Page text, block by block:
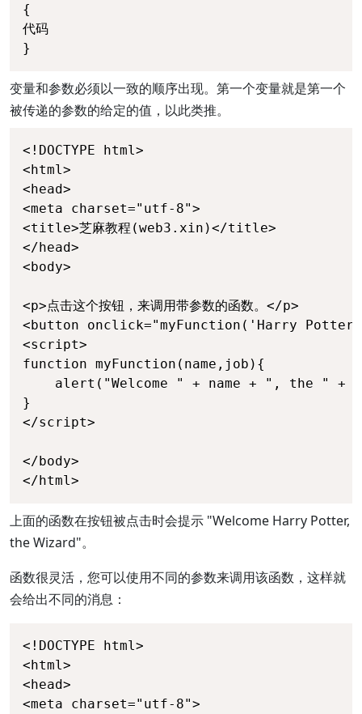
{
代码
}
变量和参数必须以一致的顺序出现。第一个变量就是第一个
被传递的参数的给定的值，以此类推。
<!DOCTYPE html>
<html>
<head>
<meta charset="utf-8">
<title>芝麻教程(web3.xin)</title>
</head>
<body>
<p>点击这个按钮，来调用带参数的函数。</p>
<button onclick="myFunction('Harry
<script>
function myFunction(name,job){
}
</script>
</body>
</html>
上面的函数在按钮被点击时会提示 "Welcome Harry Potter,
the Wizard"。
函数很灵活，您可以使用不同的参数来调用该函数，这样就
会给出不同的消息：
<!DOCTYPE html>
<html>
<head>
<meta charset="utf-8">